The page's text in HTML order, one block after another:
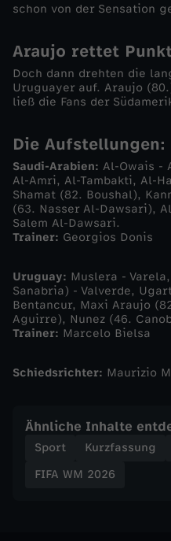
-
A
r
a
b
i
e
n
v
e
r
s
schon von der Sensation
Araujo rettet
Doch dann drehten die
Uruguayer auf. Araujo
ließ die Fans der
Die Aufstellungen:
Saudi-Arabien: Al-Owais -
Al-Amri, Al-Tambakti, Al-
Shamat (82. Boushal),
(63. Nasser Al-Dawsari),
Salem Al-Dawsari.
Trainer: Georgios Donis
Uruguay: Muslera -
Sanabria) - Valverde,
Bentancur, Maxi Araujo
Aguirre), Nunez (46.
Trainer: Marcelo Bielsa
Schiedsrichter: Maurizio
Ähnliche Inhalte
Sport Kurzfassung
FIFA WM 2026